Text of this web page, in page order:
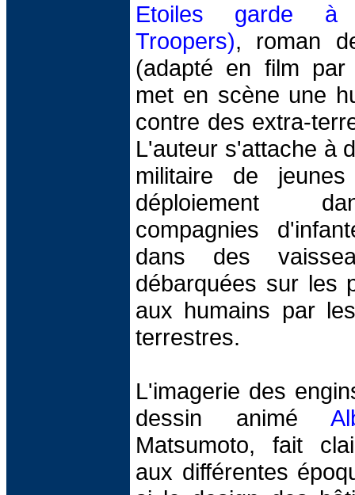
Etoiles garde à
Troopers), roman
(adapté en film par
met en scène une
contre des extra-
L'auteur s'attache à
militaire de
déploiement
compagnies
dans des
débarquées sur les
aux humains par
terrestres.
L'imagerie des
dessin animé
Matsumoto, fait
aux différentes